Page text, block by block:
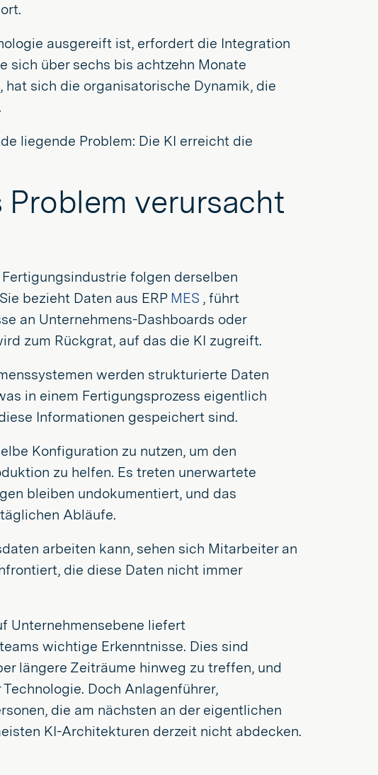
ausgereift ist, erfordert die Integration
sich über sechs bis achtzehn Monate
sich die organisatorische Dynamik, die
liegende Problem: Die KI erreicht die
verursacht
folgen derselben
bezieht Daten aus ERP MES , führt
an Unternehmens-Dashboards oder
zum Rückgrat, auf das die KI zugreift.
werden strukturierte Daten
in einem Fertigungsprozess eigentlich
Informationen gespeichert sind.
Konfiguration zu nutzen, um den
zu helfen. Es treten unerwartete
bleiben undokumentiert, und das
Abläufe.
arbeiten kann, sehen sich Mitarbeiter an
die diese Daten nicht immer
Unternehmensebene liefert
wichtige Erkenntnisse. Dies sind
längere Zeiträume hinweg zu treffen, und
Doch Anlagenführer,
die am nächsten an der eigentlichen
KI-Architekturen derzeit nicht abdecken.